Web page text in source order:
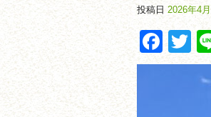
投稿日 2026年4